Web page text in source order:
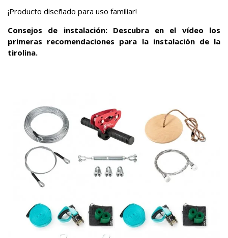
¡Producto diseñado para uso familiar!
Consejos de instalación: Descubra en el vídeo los
primeras recomendaciones para la instalación de la
tirolina.